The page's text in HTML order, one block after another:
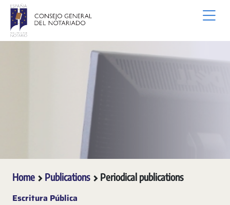
Skip to Main Content
Home Publications Periodical publications
Escritura Pública